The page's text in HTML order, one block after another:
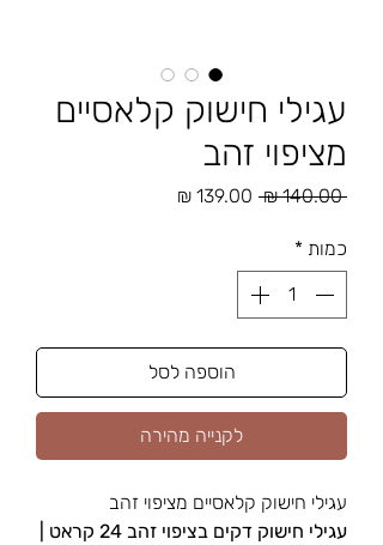
עגילי חישוק קלאסיים
מציפוי זהב
‏140.00 ‏₪
מחיר
כמות *
הוספה לסל
לקנייה מהירה
עגילי חישוק קלאסיים מציפוי זהב
עגילי חישוק דקים בציפוי זהב 24 קראט |